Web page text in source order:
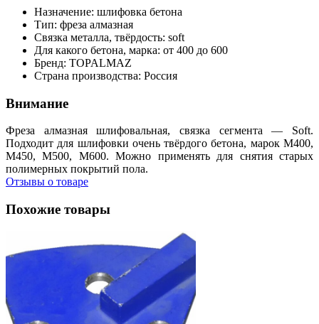
Назначение: шлифовка бетона
Тип: фреза алмазная
Связка металла, твёрдость: soft
Для какого бетона, марка: от 400 до 600
Бренд: TOPALMAZ
Страна производства: Россия
Внимание
Фреза алмазная шлифовальная, связка сегмента — Soft.
Подходит для шлифовки очень твёрдого бетона, марок М400,
М450, М500, М600. Можно применять для снятия старых
полимерных покрытий пола.
Отзывы о товаре
Похожие товары